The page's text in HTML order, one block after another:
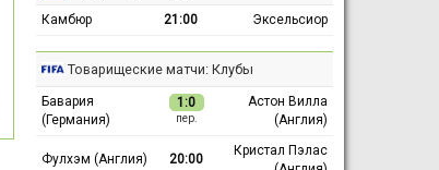
Камбюр 21:00 Эксельсиор
Товарищеские матчи: Клубы
Бавария
(Германия)
1:0
пер.
Астон Вилла
(Англия)
Фулхэм (Англия) 20:00
Кристал Пэлас